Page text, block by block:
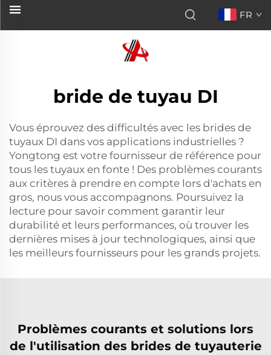
FR
bride de tuyau DI
Vous éprouvez des difficultés avec les brides de
tuyaux DI dans vos applications industrielles ?
Yongtong est votre fournisseur de référence pour
tous les tuyaux en fonte ! Des problèmes courants
aux critères à prendre en compte lors d'achats en
gros, nous vous accompagnons. Poursuivez la
lecture pour savoir comment garantir leur
durabilité et leurs performances, où trouver les
dernières mises à jour technologiques, ainsi que
les meilleurs fournisseurs pour les grands projets.
Problèmes courants et solutions lors
de l'utilisation des brides de tuyauterie